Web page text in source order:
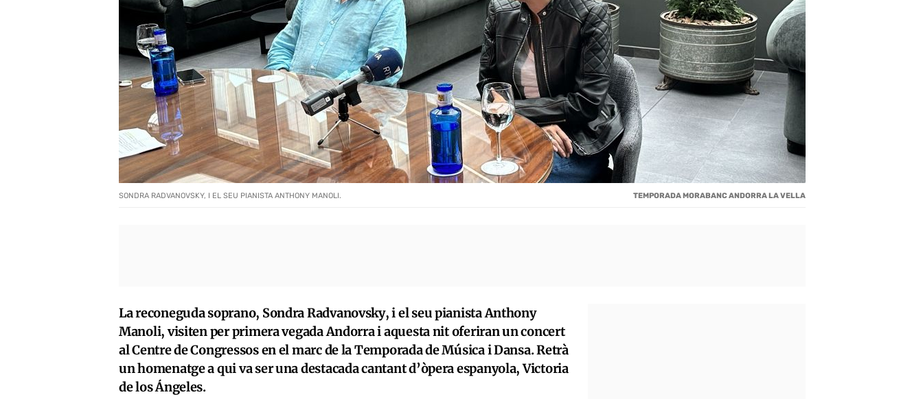
SONDRA RADVANOVSKY, I EL SEU PIANISTA ANTHONY MANOLI. TEMPORADA MORABANC ANDORRA LA VELLA
La reconeguda soprano, Sondra Radvanovsky, i el seu pianista Anthony
Manoli, visiten per primera vegada Andorra i aquesta nit oferiran un concert
al Centre de Congressos en el marc de la Temporada de Música i Dansa. Retrà
un homenatge a qui va ser una destacada cantant d’òpera espanyola, Victoria
de los Ángeles.